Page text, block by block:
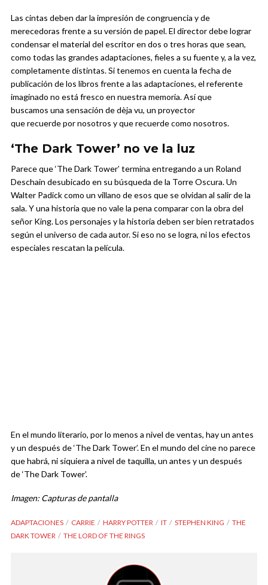
Las cintas deben dar la impresión de congruencia y de
merecedoras frente a su versión de papel. El director debe lograr
condensar el material del escritor en dos o tres horas que sean,
como todas las grandes adaptaciones, fieles a su fuente y, a la vez,
completamente distintas. Si tenemos en cuenta la fecha de
publicación de los libros frente a las adaptaciones, el referente
imaginado no está fresco en nuestra memoria. Así que
buscamos una sensación de dèja vu, un proyector
que recuerde por nosotros y que recuerde como nosotros.
‘The Dark Tower’ no ve la luz
Parece que ‘The Dark Tower’ termina entregando a un Roland
Deschain desubicado en su búsqueda de la Torre Oscura. Un
Walter Padick como un villano de esos que se olvidan al salir de la
sala. Y una historia que no vale la pena comparar con la obra del
señor King. Los personajes y la historia deben ser bien retratados
según el universo de cada autor. Si eso no se logra, ni los efectos
especiales rescatan la película.
En el mundo literario, por lo menos a nivel de ventas, hay un antes
y un después de ‘The Dark Tower’. En el mundo del cine no parece
que habrá, ni siquiera a nivel de taquilla, un antes y un después
de ‘The Dark Tower’.
Imagen: Capturas de pantalla
ADAPTACIONES CARRIE HARRY POTTER IT STEPHEN KING
THE
DARK TOWER
THE LORD OF THE RINGS